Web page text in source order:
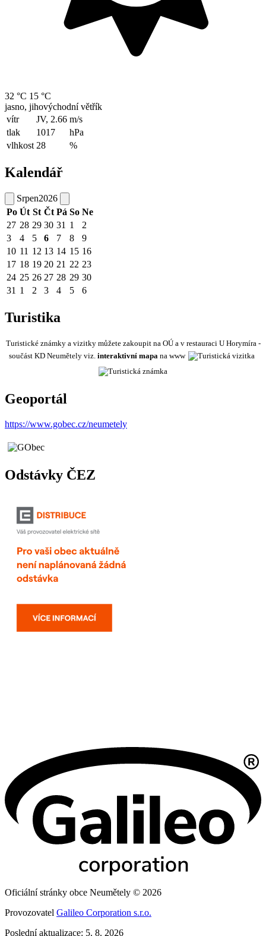
32 °C 15 °C
jasno, jihovýchodní větřík
vítr
JV, 2.66 m/s
tlak
1017
hPa
vlhkost 28 %
Kalendář
Srpen2026
Po Út St Čt Pá So Ne
27 28 29 30 31 1
2
3
4 5 6 7 8
9
10 11 12 13 14 15 16
17 18 19 20 21 22 23
24 25 26 27 28 29 30
31 1 2 3 4 5 6
Turistika
Turistické známky a vizitky můžete zakoupit na OÚ a v restauraci U Horymíra -
součást KD Neumětely viz. interaktivní mapa na www
Geoportál
https://www.gobec.cz/neumetely
Odstávky ČEZ
Oficiální stránky obce Neumětely © 2026
Provozovatel Galileo Corporation s.r.o.
Poslední aktualizace: 5. 8. 2026